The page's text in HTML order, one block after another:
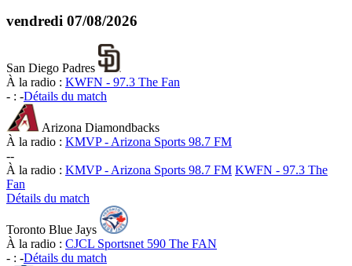
vendredi 07/08/2026
San Diego Padres
À la radio : KWFN - 97.3 The Fan
- : -Détails du match
Arizona Diamondbacks
À la radio : KMVP - Arizona Sports 98.7 FM
--
À la radio : KMVP - Arizona Sports 98.7 FM KWFN - 97.3 The
Fan
Détails du match
Toronto Blue Jays
À la radio : CJCL Sportsnet 590 The FAN
- : -Détails du match